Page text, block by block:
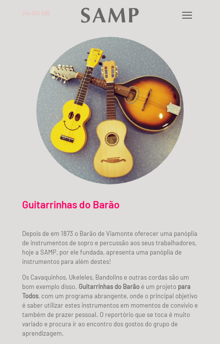
244 801 685
Guitarrinhas do Barão
Depois de em 1873 o Barão de Viamonte oferecer uma panóplia
de instrumentos de sopro e percussão aos seus trabalhadores,
hoje a SAMP, por ele fundada, apresenta uma panóplia de
instrumentos para além destes!
Os Cavaquinhos, Ukeleles, Bandolins e outras cordas são um
bom exemplo disso. Guitarrinhas do Barãoé um projeto para
Todos, com um programa abrangente, onde o principal objetivo
é saber utilizar estes instrumentos em momentos de convívio e
também de prazer pessoal. O reportório que se toca é muito
variado e procura ir ao encontro dos gostos do grupo de
aprendizagem.